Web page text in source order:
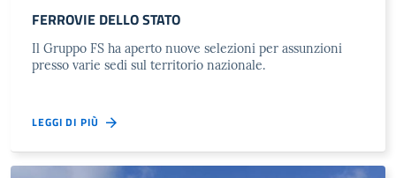
FERROVIE DELLO STATO
Il Gruppo FS ha aperto nuove selezioni per assunzioni
presso varie sedi sul territorio nazionale.
LEGGI DI PIÙ